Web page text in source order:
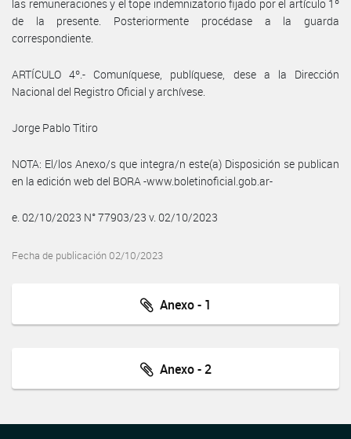
las remuneraciones y el tope indemnizatorio fijado por el artículo 1º
de la presente. Posteriormente procédase a la guarda
correspondiente.
ARTÍCULO 4º.- Comuníquese, publíquese, dese a la Dirección
Nacional del Registro Oficial y archívese.
Jorge Pablo Titiro
NOTA: El/los Anexo/s que integra/n este(a) Disposición se publican
en la edición web del BORA -www.boletinoficial.gob.ar-
e. 02/10/2023 N° 77903/23 v. 02/10/2023
Fecha de publicación 02/10/2023
Anexo - 1
Anexo - 2